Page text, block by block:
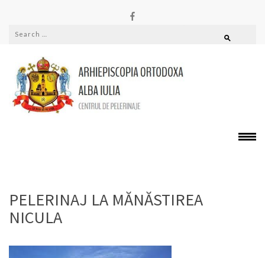
PELERINAJ LA MĂNĂSTIREA
NICULA